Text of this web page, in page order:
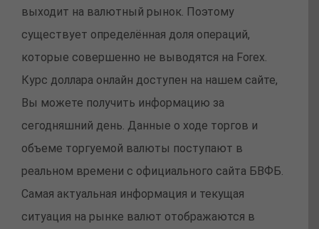
выходит на валютный рынок. Поэтому
существует определённая доля операций,
которые совершенно не выводятся на Forex.
Курс доллара онлайн доступен на нашем сайте,
Вы можете получить информацию за
сегодняшний день. Данные о ходе торгов и
объеме торгуемой валюты поступают в
реальном времени с официального сайта БВФБ.
Самая актуальная информация и текущая
ситуация на рынке валют отображаются в